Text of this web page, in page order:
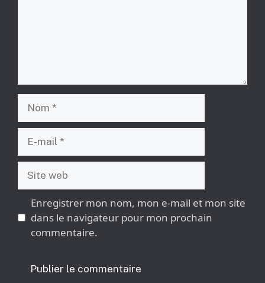
Enregistrer mon nom, mon e-mail et mon site
dans le navigateur pour mon prochain
commentaire.